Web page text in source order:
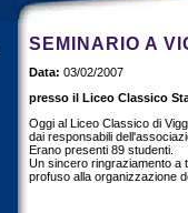
SEMINARIO A
Data: 03/02/2007
presso il Liceo Classico
Oggi al Liceo Classico di
dai responsabili
Erano presenti 89 studenti.
Un sincero ringraziamento a
profuso alla organizzazione